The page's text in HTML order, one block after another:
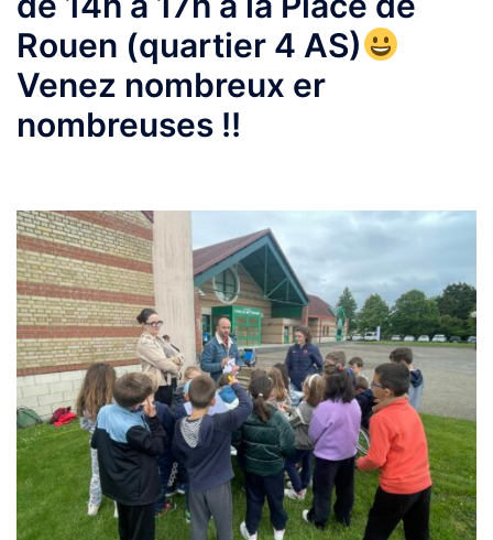
Rouen (quartier 4 AS)
Venez nombreux er
nombreuses !!